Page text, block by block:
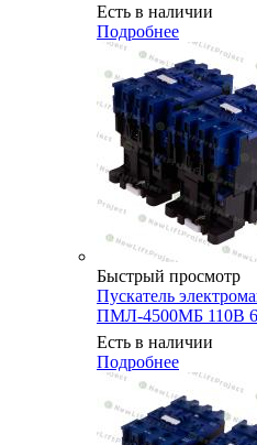
Есть в наличии
Подробнее
Быстрый просмотр
Пускатель
ПМЛ-4500МБ 110В
Есть в наличии
Подробнее